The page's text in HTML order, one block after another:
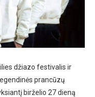
džiazo festivalis ir
prancūzų
birželio 27 dieną